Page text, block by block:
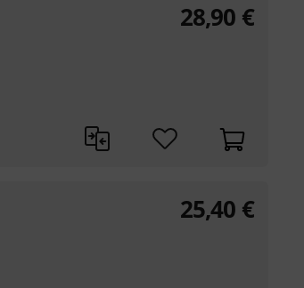
28,90 €
25,40 €